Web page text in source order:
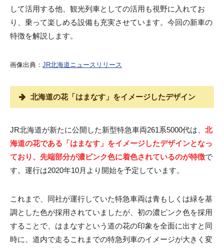
して活用する他、観光列車としての活用も視野に入れてお
り、乗って楽しめる設備も充実させています。今回の新車の
特徴を解説します。
画像出典： JR北海道ニュースリリース
北海道の花「はまなす」をイメージしたデザイン
JR北海道が新たに公開した新型特急車両261系5000代は、 北
海道の花である「はまなす」をイメージしたデザインとなっ
ており、先端部分が濃ピンク色に着色されているのが特徴で
す。運行は2020年10月より開始を予定しています。
これまで、同社が運行していた特急車両は青もしくは緑を基
調とした色が採用されていましたが、初の濃ピンク色を採用
することで、はまなすという道の花の印象を全面に出すと同
時に、道内で走るこれまでの特急列車のイメージが大きく変